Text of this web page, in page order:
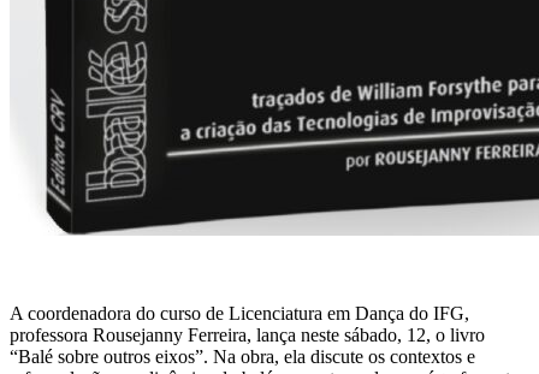
A coordenadora do curso de Licenciatura em Dança do IFG,
professora Rousejanny Ferreira, lança neste sábado, 12, o livro
“Balé sobre outros eixos”. Na obra, ela discute os contextos e